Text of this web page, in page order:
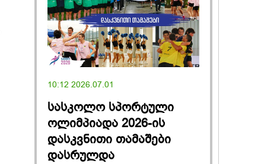
10:12 2026.07.01
სასკოლო სპორტული
ოლიმპიადა 2026-ის
დასკვნითი თამაშები
დასრულდა